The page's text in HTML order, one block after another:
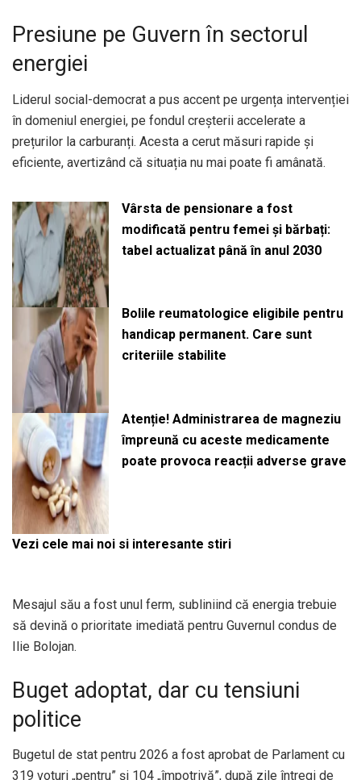
Presiune pe Guvern în sectorul
energiei
Liderul social-democrat a pus accent pe urgența intervenției
în domeniul energiei, pe fondul creșterii accelerate a
prețurilor la carburanți. Acesta a cerut măsuri rapide și
eficiente, avertizând că situația nu mai poate fi amânată.
Vârsta de pensionare a fost
modificată pentru femei și bărbați:
tabel actualizat până în anul 2030
Bolile reumatologice eligibile pentru
handicap permanent. Care sunt
criteriile stabilite
Atenție! Administrarea de magneziu
împreună cu aceste medicamente
poate provoca reacții adverse grave
Vezi cele mai noi si interesante stiri
Mesajul său a fost unul ferm, subliniind că energia trebuie
să devină o prioritate imediată pentru Guvernul condus de
Ilie Bolojan.
Buget adoptat, dar cu tensiuni
politice
Bugetul de stat pentru 2026 a fost aprobat de Parlament cu
319 voturi „pentru” și 104 „împotrivă”, după zile întregi de